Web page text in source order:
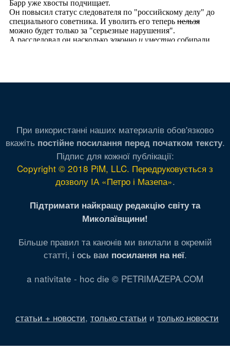
При використанні наших материалів обов'язково
вкажіть постійне посилання перед початком тексту.
Підпис для кожної публікації:
Copyright © 2018 PiM, LLC. Передруковується з
дозволу ІА «Петро і Мазепа».
Підтримати найкращу редакцію світу та
Миколаївщини!
Більше правил та канонів ми виклали в окремій
статті, і ось вам посилання на неї.
a nativitate - hoc die © PETRIMAZEPA.COM
статьи + новости, только статьи и только новости